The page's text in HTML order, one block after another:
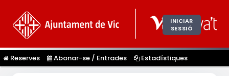
INICIAR
SESSIÓ
Reserves Abonar-se / Entrades Estadístiques